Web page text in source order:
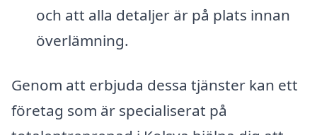
och att alla detaljer är på plats innan
överlämning.
Genom att erbjuda dessa tjänster kan ett
företag som är specialiserat på